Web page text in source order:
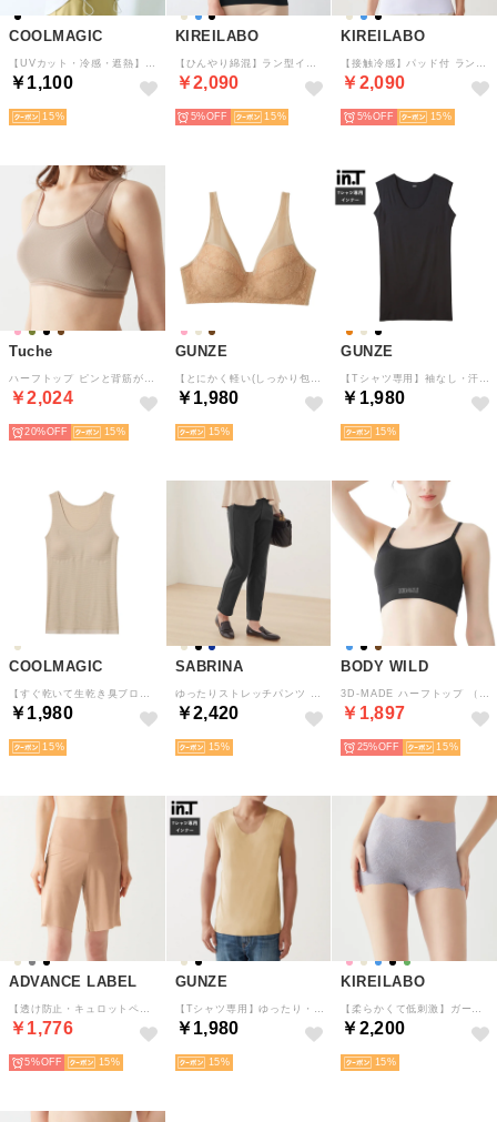
COOLMAGIC
￥1,100
15
KIREILABO
￥2,090
5% 15
KIREILABO
￥2,090
5% 15
Tuche
￥2,024
20% 15
GUNZE
￥1,980
15
GUNZE
￥1,980
15
COOLMAGIC
￥1,980
15
SABRINA
￥2,420
15
BODY WILD
￥1,897
25% 15
ADVANCE LABEL
￥1,776
5% 15
GUNZE
￥1,980
15
KIREILABO
￥2,200
15